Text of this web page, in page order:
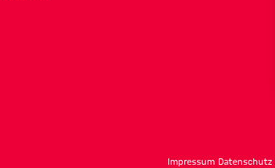
Impressum Datenschutz